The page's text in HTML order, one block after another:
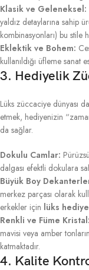
Klasik ve Geleneksel:
yaldız detaylarına sahip
kombinasyonları) bu stile
Eklektik ve Bohem:
kullanıldığı üfleme sanat
3. Hediyelik
Lüks züccaciye dünyası
etmek, hediyenizin
da sağlar.
Dokulu Camlar:
dalgası efektli dokulara
Büyük Boy
merkez parçası olarak
erkekler için lüks hediye
Renkli ve Füme Kristal:
mavisi veya amber
katmaktadır.
4. Kalite